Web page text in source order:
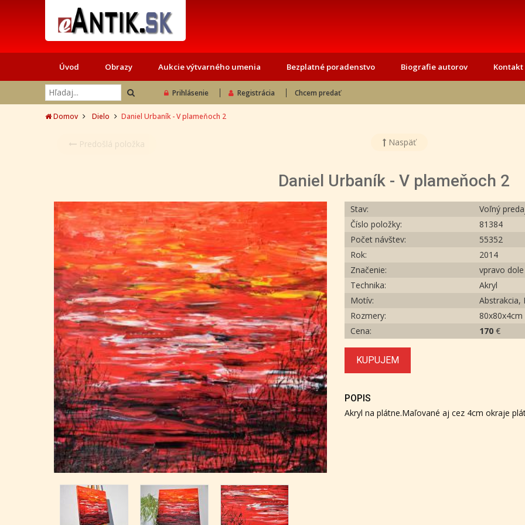
Úvod Obrazy Aukcie výtvarného umenia Bezplatné poradenstvo Biografie autorov Kontakt
Prihlásenie Registrácia Chcem predať
Domov Dielo Daniel Urbaník - V plameňoch 2
Predošlá položka Naspäť
Daniel Urbaník - V plameňoch 2
Stav:
Voľný
Číslo položky:
81384
Počet návštev:
55352
Rok:
2014
Značenie:
vpravo
Technika:
Akryl
Motív:
Abstrakcia,
Rozmery:
80x80x4cm
Cena:
170 €
KUPUJEM
POPIS
Akryl na plátne.Maľované aj cez 4cm okraje